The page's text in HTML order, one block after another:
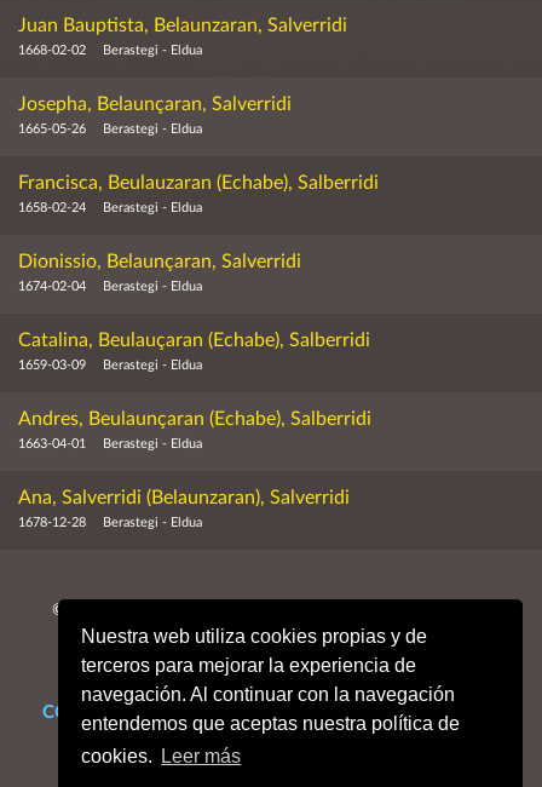
Nuestra web utiliza cookies propias y de
terceros para mejorar la experiencia de
navegación. Al continuar con la navegación
entendemos que aceptas nuestra política de
cookies.
Leer más
Juan Bauptista, Belaunzaran, Salverridi
1668-02-02 Berastegi - Eldua
Josepha, Belaunçaran, Salverridi
1665-05-26 Berastegi - Eldua
Francisca, Beulauzaran (Echabe), Salberridi
1658-02-24 Berastegi - Eldua
Dionissio, Belaunçaran, Salverridi
1674-02-04 Berastegi - Eldua
Catalina, Beulauçaran (Echabe), Salberridi
1659-03-09 Berastegi - Eldua
Andres, Beulaunçaran (Echabe), Salberridi
1663-04-01 Berastegi - Eldua
Ana, Salverridi (Belaunzaran), Salverridi
1678-12-28 Berastegi - Eldua
© MMXXVI. Obispado de San Sebastián, Archivo Histórico
Diocesano.
Todos los derechos reservados.
CONTACTO Enlaces de interés
Dónde estamos
Aviso legal
Política de cookies